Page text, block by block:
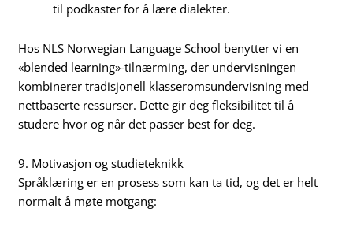
til podkaster for å lære dialekter.
Hos NLS Norwegian Language School benytter vi en
«blended learning»-tilnærming, der undervisningen
kombinerer tradisjonell klasseromsundervisning med
nettbaserte ressurser. Dette gir deg fleksibilitet til å
studere hvor og når det passer best for deg.
9. Motivasjon og studieteknikk
Språklæring er en prosess som kan ta tid, og det er helt
normalt å møte motgang: